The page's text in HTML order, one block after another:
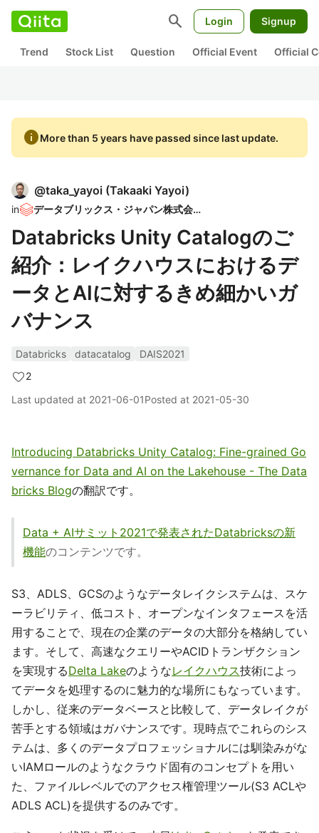
search Login Signup
Trend Stock List Question Official Event Official
infoMore than 5 years have passed since last update.
@taka_yayoi (Takaaki Yayoi)
in データブリックス・ジャパン株式会社
Databricks Unity Catalogのご
紹介：レイクハウスにおけるデ
ータとAIに対するきめ細かいガ
バナンス
Databricks datacatalog
DAIS2021
2
Last updated at 2021-06-01Posted at 2021-05-30
Introducing Databricks Unity Catalog: Fine-grained Go
vernance for Data and AI on the Lakehouse - The Data
bricks Blogの翻訳です。
Data + AIサミット2021で発表されたDatabricksの新
機能のコンテンツです。
S3、ADLS、GCSのようなデータレイクシステムは、スケ
ーラビリティ、低コスト、オープンなインタフェースを活
用することで、現在の企業のデータの大部分を格納してい
ます。そして、高速なクエリーやACIDトランザクション
を実現するDelta Lakeのようなレイクハウス技術によっ
てデータを処理するのに魅力的な場所にもなっています。
しかし、従来のデータベースと比較して、データレイクが
苦手とする領域はガバナンスです。現時点でこれらのシス
テムは、多くのデータプロフェッショナルには馴染みがな
いIAMロールのようなクラウド固有のコンセプトを用い
た、ファイルレベルでのアクセス権管理ツール(S3 ACLや
ADLS ACL)を提供するのみです。